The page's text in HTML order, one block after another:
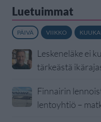
Luetuimmat
PÄIVÄ VIIKKO
Leskeneläke ei
tärkeästä
Finnairin
lentoyhtiö –